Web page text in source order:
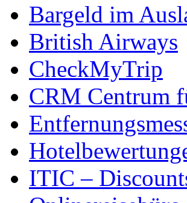
Bargeld im
British Airways
CheckMyTrip
CRM Centrum
ITIC –